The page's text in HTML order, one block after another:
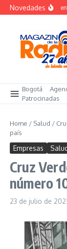
Saltar al contenido
Novedades
Bogotá
Patrocinadas
Home / Salud /
país
Empresas
Cruz
número
23 de julio de